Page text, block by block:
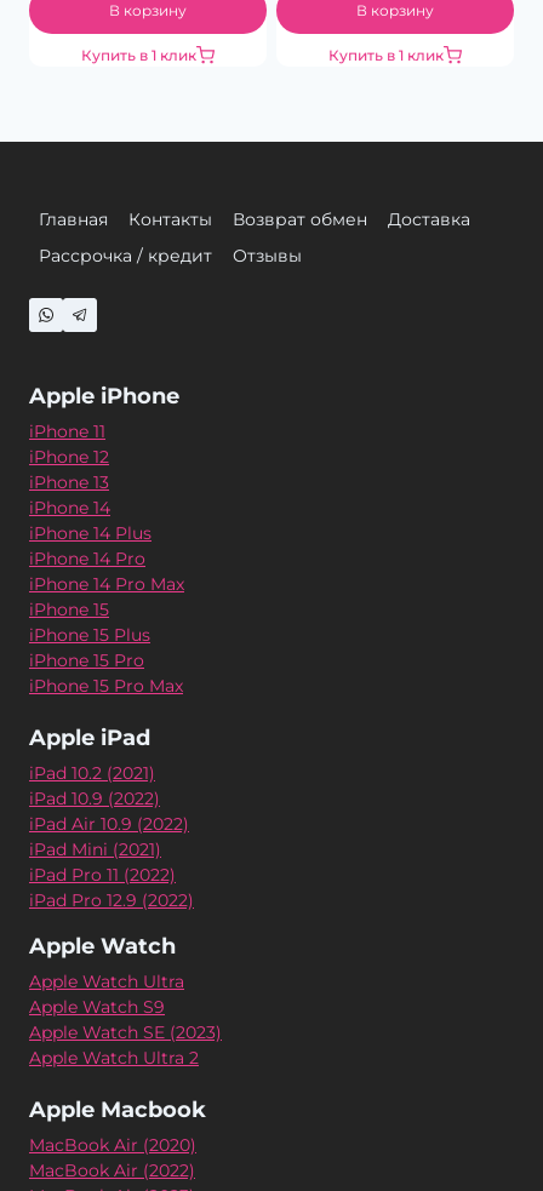
В корзину
Купить в 1 клик
В корзину
Купить в 1 клик
Главная Контакты Возврат обмен
Доставка
Рассрочка / кредит
Отзывы
Apple iPhone
iPhone 11
iPhone 12
iPhone 13
iPhone 14
iPhone 14 Plus
iPhone 14 Pro
iPhone 14 Pro Max
iPhone 15
iPhone 15 Plus
iPhone 15 Pro
iPhone 15 Pro Max
Apple iPad
iPad 10.2 (2021)
iPad 10.9 (2022)
iPad Air 10.9 (2022)
iPad Mini (2021)
iPad Pro 11 (2022)
iPad Pro 12.9 (2022)
Apple Watch
Apple Watch Ultra
Apple Watch S9
Apple Watch SE (2023)
Apple Watch Ultra 2
Apple Macbook
MacBook Air (2020)
MacBook Air (2022)